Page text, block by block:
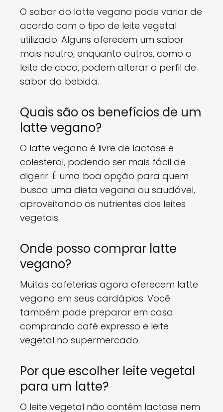
O sabor do latte vegano pode variar de
acordo com o tipo de leite vegetal
utilizado. Alguns oferecem um sabor
mais neutro, enquanto outros, como o
leite de coco, podem alterar o perfil de
sabor da bebida.
Quais são os benefícios de um
latte vegano?
O latte vegano é livre de lactose e
colesterol, podendo ser mais fácil de
digerir. É uma boa opção para quem
busca uma dieta vegana ou saudável,
aproveitando os nutrientes dos leites
vegetais.
Onde posso comprar latte
vegano?
Muitas cafeterias agora oferecem latte
vegano em seus cardápios. Você
também pode preparar em casa
comprando café expresso e leite
vegetal no supermercado.
Por que escolher leite vegetal
para um latte?
O leite vegetal não contém lactose nem